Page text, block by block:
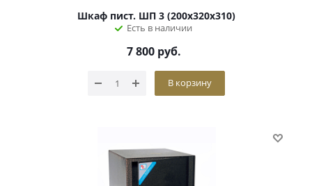
Шкаф пист. ШП 3 (200х320х310)
Есть в наличии
7 800 руб.
В корзину